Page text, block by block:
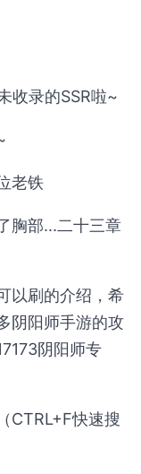
收录的SSR啦~
老铁
胸部...二十三章
以刷的介绍，希
阴阳师手游的攻
阴阳师专
CTRL+F快速搜